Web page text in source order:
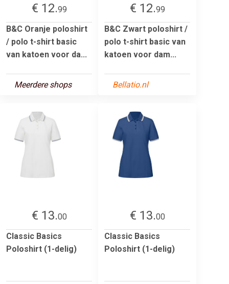
€ 12.99
B&C Oranje poloshirt
/ polo t-shirt basic
van katoen voor da...
Meerdere shops
€ 12.99
B&C Zwart poloshirt /
polo t-shirt basic van
katoen voor dam...
Bellatio.nl
€ 13.00
Classic Basics
Poloshirt (1-delig)
€ 13.00
Classic Basics
Poloshirt (1-delig)